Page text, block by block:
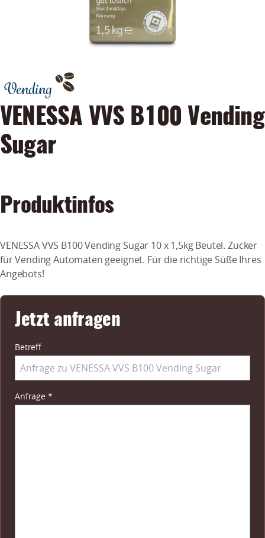
Vending
VENESSA VVS B100 Vending
Sugar
Produktinfos
VENESSA VVS B100 Vending Sugar 10 x 1,5kg Beutel. Zucker
für Vending Automaten geeignet. Für die richtige Süße Ihres
Angebots!
Jetzt anfragen
Betreff
Pflichtfeld
Anfrage *